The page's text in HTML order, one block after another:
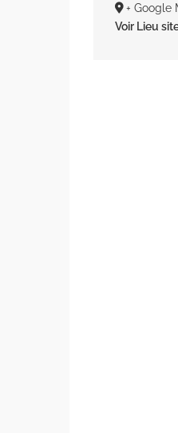
+ Google
Voir Lieu